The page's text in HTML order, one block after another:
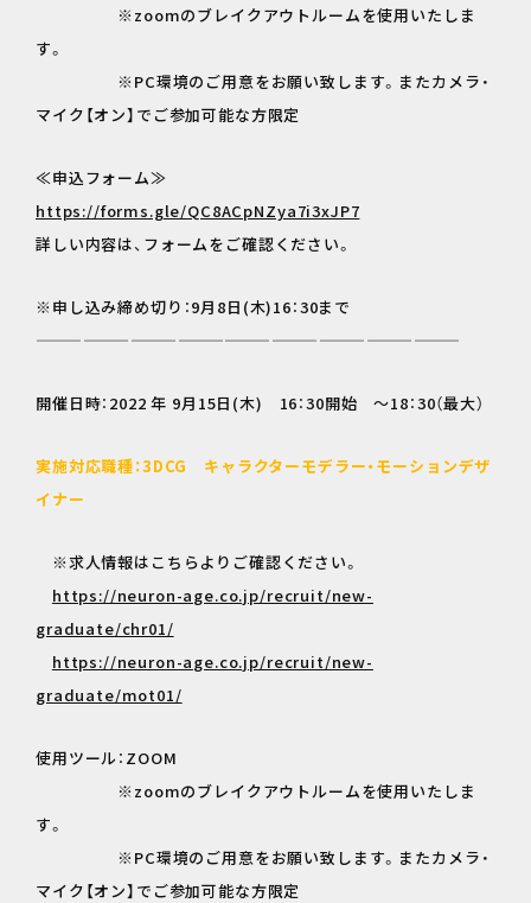
※zoomのブレイクアウトルームを使用いたしま
す。
※PC環境のご用意をお願い致します。またカメラ・
マイク【オン】でご参加可能な方限定
≪申込フォーム≫
https://forms.gle/QC8ACpNZya7i3xJP7
詳しい内容は、フォームをご確認ください。
※申し込み締め切り：9月8日(木)16：30まで
———————————————————————————
開催日時：2022 年 9月15日(木) 16：30開始 ～18：30（最大）
実施対応職種：3DCG キャラクターモデラー・モーションデザ
イナー
※求人情報はこちらよりご確認ください。
https://neuron-age.co.jp/recruit/new-
graduate/chr01/
https://neuron-age.co.jp/recruit/new-
graduate/mot01/
使用ツール：ZOOM
※zoomのブレイクアウトルームを使用いたしま
す。
※PC環境のご用意をお願い致します。またカメラ・
マイク【オン】でご参加可能な方限定